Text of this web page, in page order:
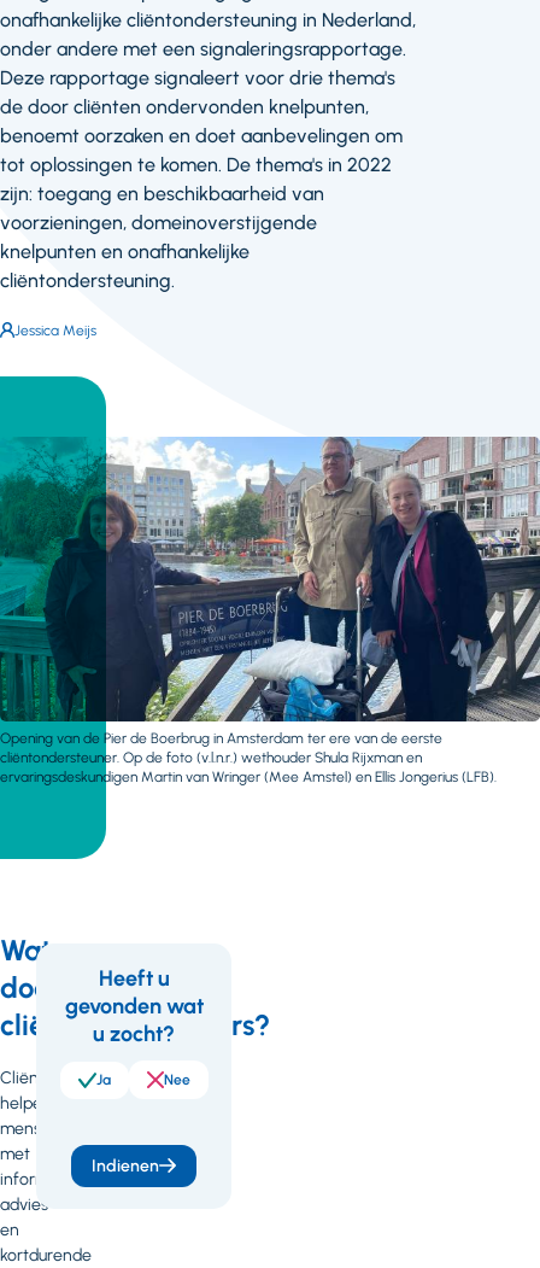
onafhankelijke cliëntondersteuning in Nederland,
onder andere met een signaleringsrapportage.
Deze rapportage signaleert voor drie thema's
de door cliënten ondervonden knelpunten,
benoemt oorzaken en doet aanbevelingen om
tot oplossingen te komen. De thema's in 2022
zijn: toegang en beschikbaarheid van
voorzieningen, domeinoverstijgende
knelpunten en onafhankelijke
cliëntondersteuning.
Auteur:
Jessica Meijs
Opening van de Pier de Boerbrug in Amsterdam ter ere van de eerste
cliëntondersteuner. Op de foto (v.l.n.r.) wethouder Shula Rijxman en
ervaringsdeskundigen Martin van Wringer (Mee Amstel) en Ellis Jongerius (LFB).
Wat
doen
cliëntondersteuners?
Cliëntondersteuners
helpen
mensen
met
informatie,
advies
en
kortdurende
Feedback
Heeft u
gevonden wat
u zocht?
Ja Nee
Indienen